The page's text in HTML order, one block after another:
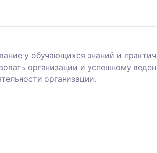
у обучающихся знаний и
организации и успешному
организации.